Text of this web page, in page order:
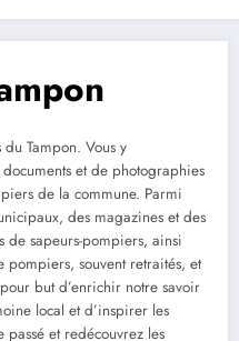
Tampon. Vous y
et de photographies
de la commune. Parmi
des magazines et des
de sapeurs-pompiers, ainsi
pompiers, souvent retraités, et
but d’enrichir notre savoir
local et d’inspirer les
passé et redécouvrez les